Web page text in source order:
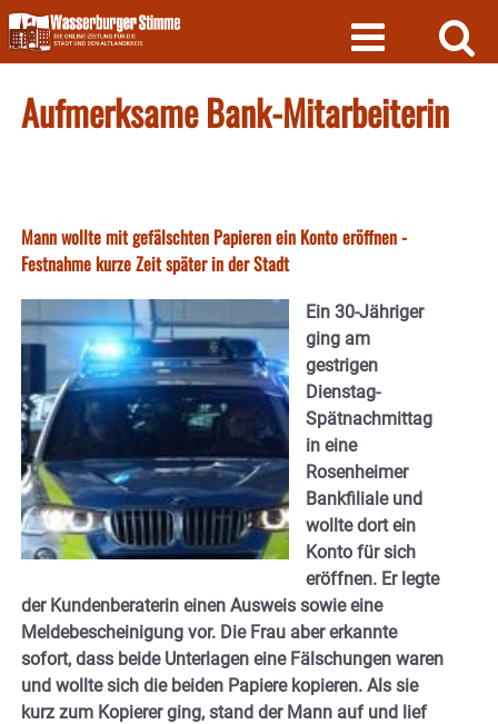
Skip
to
content
Aufmerksame Bank-Mitarbeiterin
Mann wollte mit gefälschten Papieren ein Konto eröffnen -
Festnahme kurze Zeit später in der Stadt
Ein 30-Jähriger
ging am
gestrigen
Dienstag-
Spätnachmittag
in eine
Rosenheimer
Bankfiliale und
wollte dort ein
Konto für sich
eröffnen. Er legte
der Kundenberaterin einen Ausweis sowie eine
Meldebescheinigung vor. Die Frau aber erkannte
sofort, dass beide Unterlagen eine Fälschungen waren
und wollte sich die beiden Papiere kopieren. Als sie
kurz zum Kopierer ging, stand der Mann auf und lief